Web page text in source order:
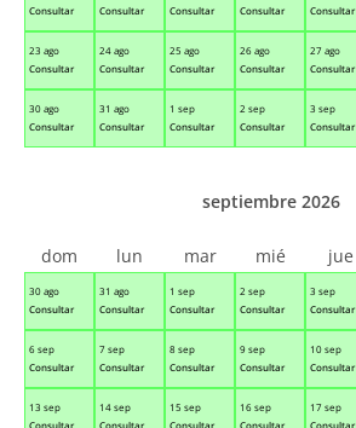
Consultar
Consultar
Consultar
Consultar
Consultar
23 ago
Consultar
24 ago
Consultar
25 ago
Consultar
26 ago
Consultar
27 ago
Consultar
30 ago
Consultar
31 ago
Consultar
1 sep
Consultar
2 sep
Consultar
3 sep
Consultar
30 ago
Consultar
31 ago
Consultar
1 sep
Consultar
2 sep
Consultar
3 sep
Consultar
6 sep
Consultar
7 sep
Consultar
8 sep
Consultar
9 sep
Consultar
10 sep
Consultar
13 sep
Consultar
14 sep
Consultar
15 sep
Consultar
16 sep
Consultar
17 sep
Consultar
septiembre 2026
dom lun mar mié jue